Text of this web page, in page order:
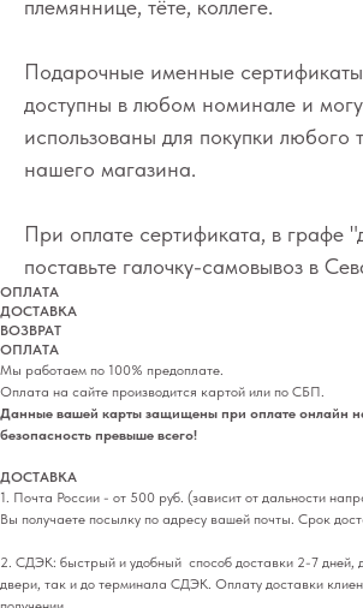
племяннице, тёте, коллеге.
Подарочные именные
доступны в любом номинале и
использованы для покупки любого
нашего магазина.
При оплате сертификата, в графе
поставьте галочку-самовывоз в
ОПЛАТА
ДОСТАВКА
ВОЗВРАТ
ОПЛАТА
Мы работаем по 100% предоплате.
Оплата на сайте производится картой или по СБП.
Данные вашей карты защищены при оплате онлайн
безопасность превыше всего!
ДОСТАВКА
1. Почта России - от 500 руб. (зависит от дальности
Вы получаете посылку по адресу вашей почты. Срок
2. СДЭК: быстрый и удобный способ доставки 2-7 дней,
двери, так и до терминала СДЭК. Оплату доставки